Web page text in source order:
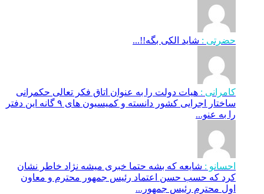
حضرتی : شاید الکی بگه!!...
کامرانی : هیات دولت را به عنوان اتاق فکر تعالی حکمرانی
ساختار اجرایی کشور دانسته و کمیسیون های ۹ گانه این دفتر
را به عنو...
احسانو : شایعه که بشه حتما خبری میشه نژاد خاطر نشان
کرد که حسب حسن اعتماد رئیس جمهور محترم و معاون
اول محترم رئیس جمهور...